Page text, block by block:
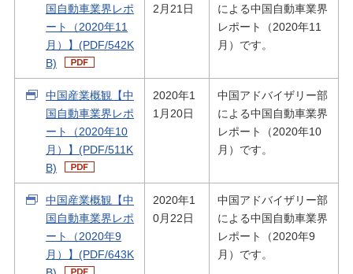
国自動車業界レポ
ート（2020年11
月）】(PDF/542K
B)
2月21日
による中国自動車業界
レポート（2020年11
月）です。
中国産業概観【中
国自動車業界レポ
ート（2020年10
月）】(PDF/511K
B)
2020年1
1月20日
中国アドバイザリー部
による中国自動車業界
レポート（2020年10
月）です。
中国産業概観【中
国自動車業界レポ
ート（2020年9
月）】(PDF/643K
2020年1
0月22日
中国アドバイザリー部
による中国自動車業界
レポート（2020年9
月）です。